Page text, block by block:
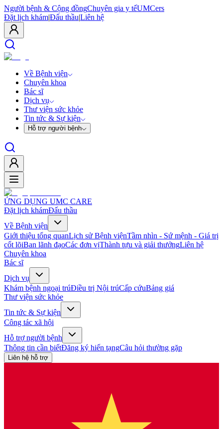
Người bệnh & Cộng đồngChuyên gia y tếUMCers
Đặt lịch khám|Đấu thầu|Liên hệ
Về Bệnh viện
Chuyên khoa
Bác sĩ
Dịch vụ
Thư viện sức khỏe
Tin tức & Sự kiện
Hỗ trợ người bệnh
ỨNG DỤNG UMC CARE
Đặt lịch khámĐấu thầu
Về Bệnh viện
Giới thiệu tổng quanLịch sử Bệnh việnTầm nhìn - Sứ mệnh - Giá trị
cốt lõiBan lãnh đạoCác đơn vịThành tựu và giải thưởngLiên hệ
Chuyên khoa
Bác sĩ
Dịch vụ
Khám bệnh ngoại trúĐiều trị Nội trúCấp cứuBảng giá
Thư viện sức khỏe
Tin tức & Sự kiện
Công tác xã hội
Hỗ trợ người bệnh
Thông tin cần biếtĐăng ký hiến tạngCâu hỏi thường gặp
Liên hệ hỗ trợ